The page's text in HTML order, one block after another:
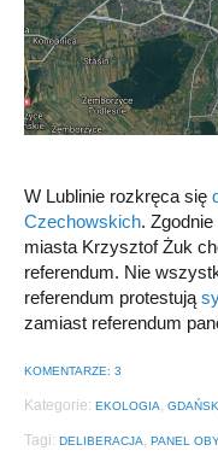
W Lublinie rozkręca się
Czechowskich.
miasta Krzysztof Żuk
referendum. Nie
referendum protestują
zamiast referendum
KOMENTARZE: 3
Kategorie: EKOLOGIA, GDAŃSK
Tagi: DELIBERACJA, PANEL